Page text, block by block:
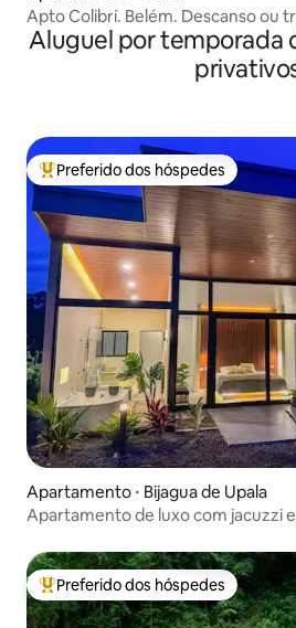
Apto Colibrí. Belém. Descanso ou
Aluguel por temporada
Entre os melhores preferidos dos
Preferido dos hóspedes
Apartamento ⋅ Bijagua de Upala
Apartamento de luxo com jacuzzi
Entre os melhores preferidos dos
Preferido dos hóspedes